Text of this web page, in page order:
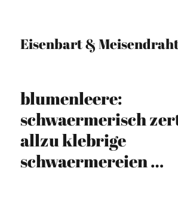
Eisenbart &
blumenleere:
schwaermerisch
allzu klebrige
schwaermereien …